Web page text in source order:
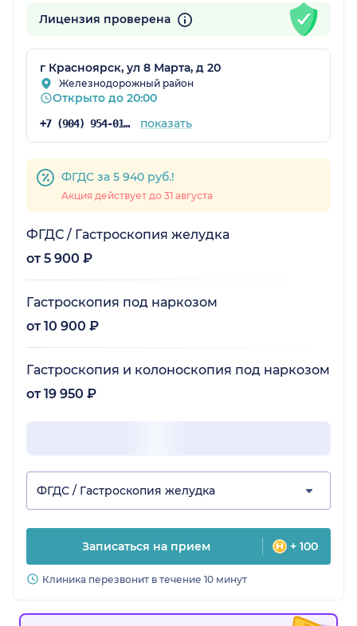
Лицензия проверена
г Красноярск, ул 8 Марта, д 20
Железнодорожный район
Открыто до 20:00
+7 (904) 954-01-82 показать
ФГДС за 5 940 руб.!
Акция действует до 31 августа
ФГДС / Гастроскопия желудка
от 5 900 ₽
Гастроскопия под наркозом
от 10 900 ₽
Гастроскопия и колоноскопия под наркозом
от 19 950 ₽
ФГДС / Гастроскопия желудка
Записаться на прием + 100
Клиника перезвонит в течение 10 минут